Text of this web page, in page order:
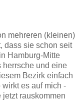
mehreren (kleinen)
dass sie schon seit
Hamburg-Mitte
und eine
Bezirk einfach
es auf mich -
rauskommen